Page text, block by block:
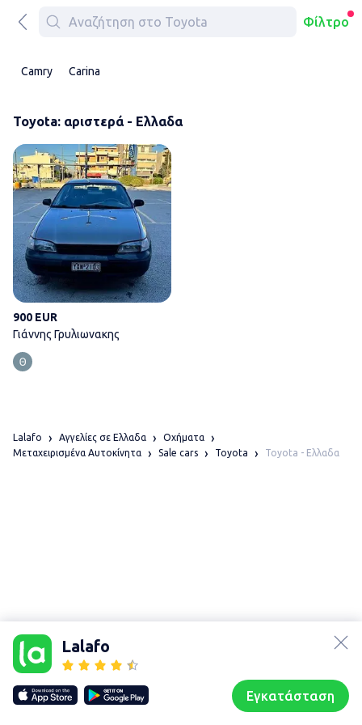
Φίλτρο
Camry Carina
Toyota: αριστερά - Ελλαδα
900 EUR
Γιάννης Γρυλιωνακης
Lalafo
Εγκατάσταση
Lalafo Αγγελίες σε Ελλαδα
Οχήματα
Μεταχειρισμένα Αυτοκίνητα
Sale cars Toyota Toyota - Ελλαδα
Our websites
lalafo.kg
lalafo.rs
lalafo.pl
Sitemap
Συζητήσεις Προφίλ